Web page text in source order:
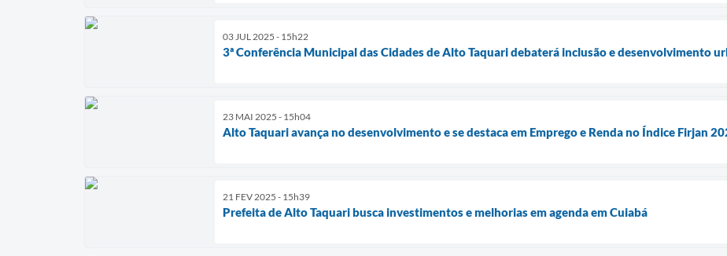
03 JUL 2025 - 15h22
3ª Conferência Municipal das Cidades de Alto Taquari debaterá inclusão e desenvolvimento
23 MAI 2025 - 15h04
Alto Taquari avança no desenvolvimento e se destaca em Emprego e Renda no Índice Firjan
21 FEV 2025 - 15h39
Prefeita de Alto Taquari busca investimentos e melhorias em agenda em Cuiabá